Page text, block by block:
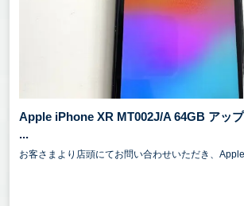
Apple iPhone XR MT002J/A 64GB アッ
...
お客さまより店頭にてお問い合わせいただき、